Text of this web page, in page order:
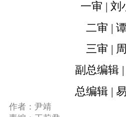
一审 | 刘
二审 |
三审 |
副总编辑
总编辑 |
作者：尹靖